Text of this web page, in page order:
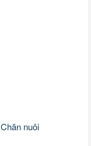
nuôi